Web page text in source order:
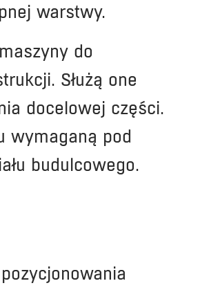
warstwy.
do
Służą one
docelowej części.
wymaganą pod
budulcowego.